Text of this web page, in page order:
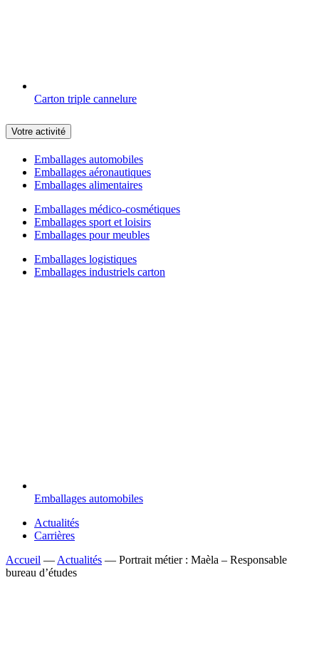
Carton triple cannelure
Votre activité
Emballages automobiles
Emballages aéronautiques
Emballages alimentaires
Emballages médico-cosmétiques
Emballages sport et loisirs
Emballages pour meubles
Emballages logistiques
Emballages industriels carton
Emballages automobiles
Actualités
Carrières
Accueil — Actualités — Portrait métier : Maèla – Responsable
bureau d’études